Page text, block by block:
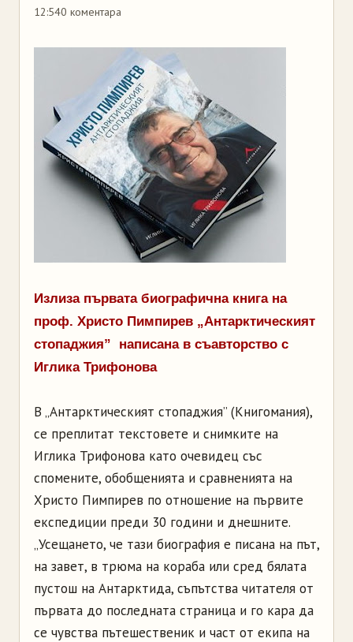
12:540 коментара
Излиза първата биографична книга на
проф. Христо Пимпирев „Антарктическият
стопаджия” написана в съавторство с
Иглика Трифонова
В „Антарктическият стопаджия” (Книгомания),
се преплитат текстовете и снимките на
Иглика Трифонова като очевидец със
спомените, обобщенията и сравненията на
Христо Пимпирев по отношение на първите
експедиции преди 30 години и днешните.
„Усещането, че тази биография е писана на път,
на завет, в трюма на кораба или сред бялата
пустош на Антарктида, съпътства читателя от
първата до последната страница и го кара да
се чувства пътешественик и част от екипа на